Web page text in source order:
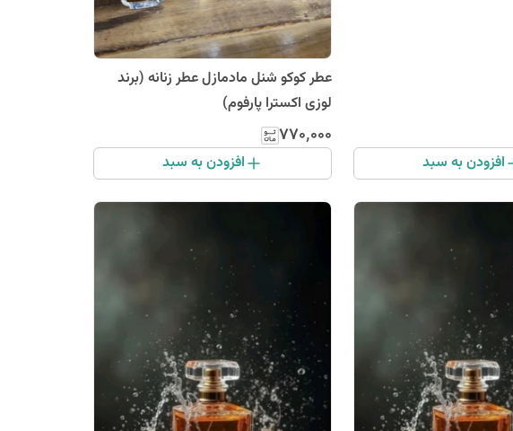
افزودن به سبد
عطر کوکو شنل مادمازل عطر زنانه (برند
لوزی اکسترا پارفوم)
۷۷۰٬۰۰۰
افزودن به سبد